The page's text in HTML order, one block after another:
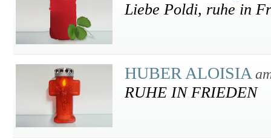
Liebe Poldi, ruhe in
HUBER ALOISIA
RUHE IN FRIEDEN